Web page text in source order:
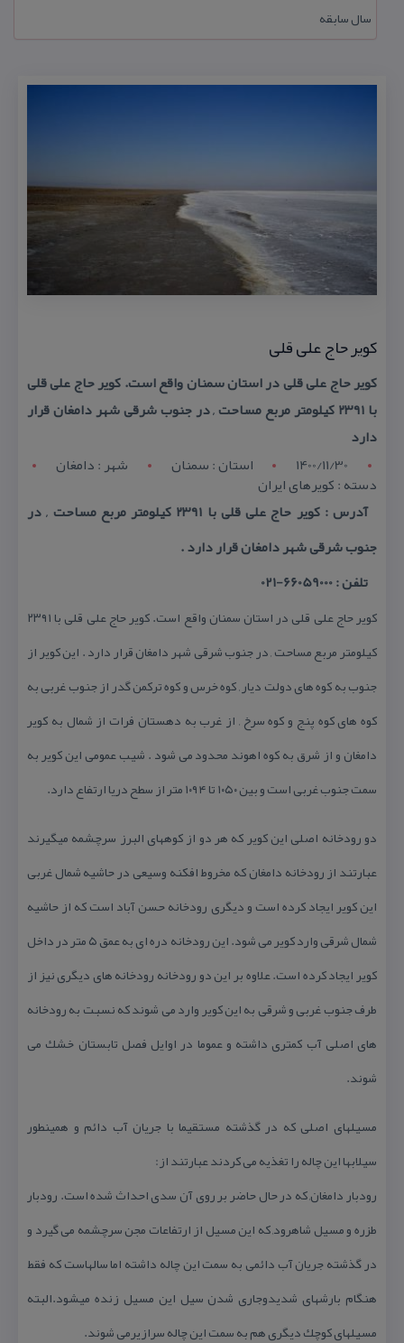
سال سابقه
كویر حاج علی قلی
كویر حاج علی قلی در استان سمنان واقع است. كویر حاج علی قلی
با ۲۳۹۱ كیلومتر مربع مساحت , در جنوب شرقی شهر دامغان قرار
دارد
1400/11/30
استان : سمنان شهر : دامغان
دسته : كویرهای ایران
آدرس : كویر حاج علی قلی با ۲۳۹۱ كیلومتر مربع مساحت , در
جنوب شرقی شهر دامغان قرار دارد .
تلفن : 66059000-021
كویر حاج علی قلی در استان سمنان واقع است. كویر حاج علی قلی با ۲۳۹۱
كیلومتر مربع مساحت , در جنوب شرقی شهر دامغان قرار دارد . این كویر از
جنوب به كوه های دولت دیار , كوه خرس و كوه تركمن گدر از جنوب غربی به
كوه های كوه پنج و كوه سرخ , از غرب به دهستان فرات از شمال به كویر
دامغان و از شرق به كوه اهوند محدود می شود . شیب عمومی این كویر به
سمت جنوب غربی است و بین ۱۰۵۰ تا ۱۰۹۴ متر از سطح دریا ارتفاع دارد.
دو رودخانه اصلی این كویر كه هر دو از كوههای البرز سرچشمه میگیرند
عبارتند از رودخانه دامغان كه مخروط افكنه وسیعی در حاشیه شمال غربی
این كویر ایجاد كرده است و دیگری رودخانه حسن آباد است كه از حاشیه
شمال شرقی وارد كویر می شود. این رودخانه دره ای به عمق ۵ متر در داخل
كویر ایجاد كرده است. علاوه بر این دو رودخانه رودخانه های دیگری نیز از
طرف جنوب غربی و شرقی به این كویر وارد می شوند كه نسبت به رودخانه
های اصلی آب كمتری داشته و عموما در اوایل فصل تابستان خشك می
شوند.
مسیلهای اصلی كه در گذشته مستقیما با جریان آب دائم و همینطور
سیلابها این چاله را تغذیه می كردند عبارتند از:
رودبار دامغان, كه در حال حاضر بر روی آن سدی احداث شده است. رودبار
طزره و مسیل شاهرود, كه این مسیل از ارتفاعات مجن سرچشمه می گیرد و
در گذشته جریان آب دائمی به سمت این چاله داشته اما سالهاست كه فقط
هنگام بارشهای شدیدوجاری شدن سیل این مسیل زنده میشود.البته
مسیلهای كوچك دیگری هم به سمت این چاله سرازیرمی شوند.